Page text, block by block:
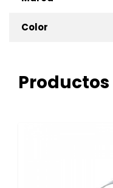
Color